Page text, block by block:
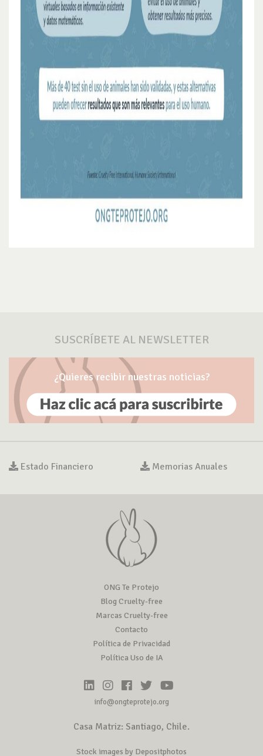
SUSCRÍBETE AL NEWSLETTER
¿Quieres recibir nuestras noticias?
Estado Financiero Memorias Anuales
ONG Te Protejo
Blog Cruelty-free
Marcas Cruelty-free
Contacto
Política de Privacidad
Política Uso de IA
info@ongteprotejo.org
Casa Matriz: Santiago, Chile.
Stock images by Depositphotos